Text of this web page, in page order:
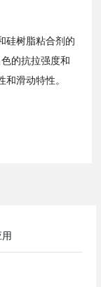
硅树脂粘合剂的
的抗拉强度和
滑动特性。